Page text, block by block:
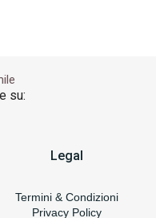
su:
Legal
Termini & Condizioni
Privacy Policy